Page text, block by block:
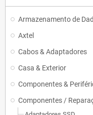
Armazenamento de
Axtel
Cabos & Adaptadores
Casa & Exterior
Componentes &
Componentes /